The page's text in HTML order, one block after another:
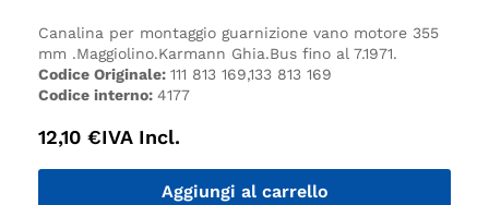
Canalina per montaggio guarnizione vano motore 355
mm .Maggiolino.Karmann Ghia.Bus fino al 7.1971.
Codice Originale: 111 813 169,133 813 169
Codice interno: 4177
12,10 €IVA Incl.
Aggiungi al carrello